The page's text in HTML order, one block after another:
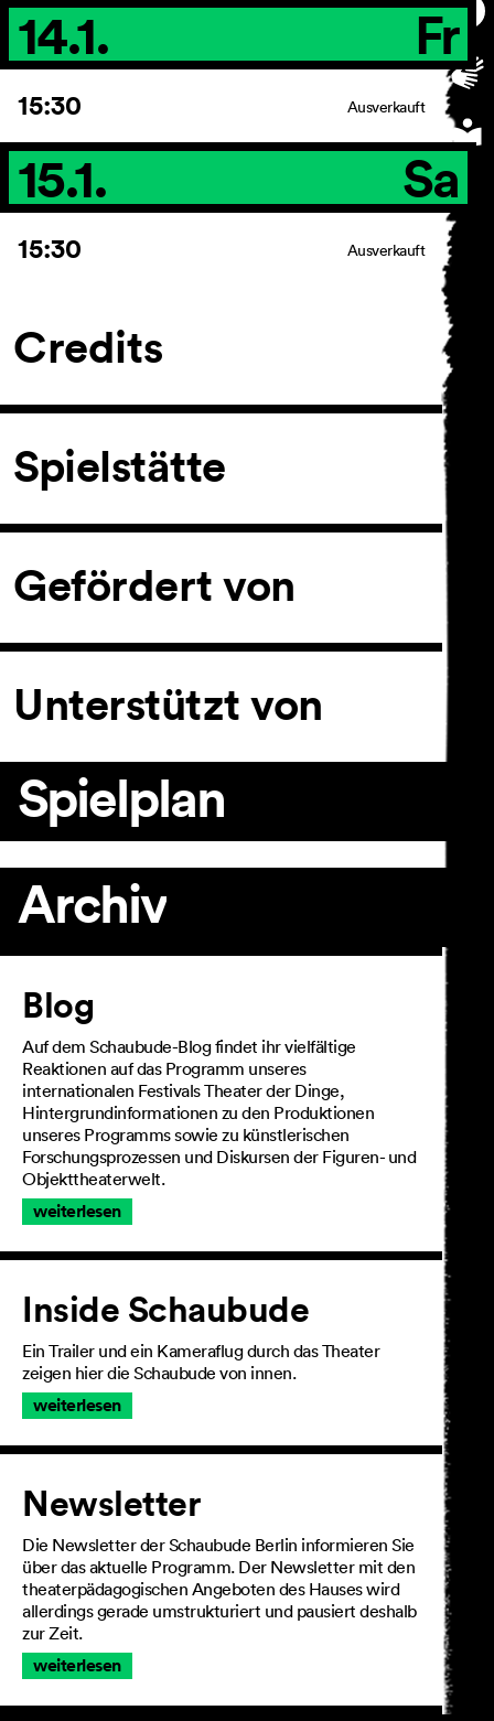
14.1. Fr
15:30 Ausverkauft
15.1. Sa
15:30 Ausverkauft
Credits
Spielstätte
Gefördert von
Unterstützt von
Spielplan
Archiv
Artikel
Blog
Auf dem Schaubude-Blog findet ihr vielfältige
Reaktionen auf das Programm unseres
internationalen Festivals Theater der Dinge,
Hintergrundinformationen zu den Produktionen
unseres Programms sowie zu künstlerischen
Forschungsprozessen und Diskursen der Figuren- und
Objekttheaterwelt.
weiterlesen
Inside Schaubude
Ein Trailer und ein Kameraflug durch das Theater
zeigen hier die Schaubude von innen.
weiterlesen
Newsletter
Die Newsletter der Schaubude Berlin informieren Sie
über das aktuelle Programm. Der Newsletter mit den
theaterpädagogischen Angeboten des Hauses wird
allerdings gerade umstrukturiert und pausiert deshalb
zur Zeit.
weiterlesen